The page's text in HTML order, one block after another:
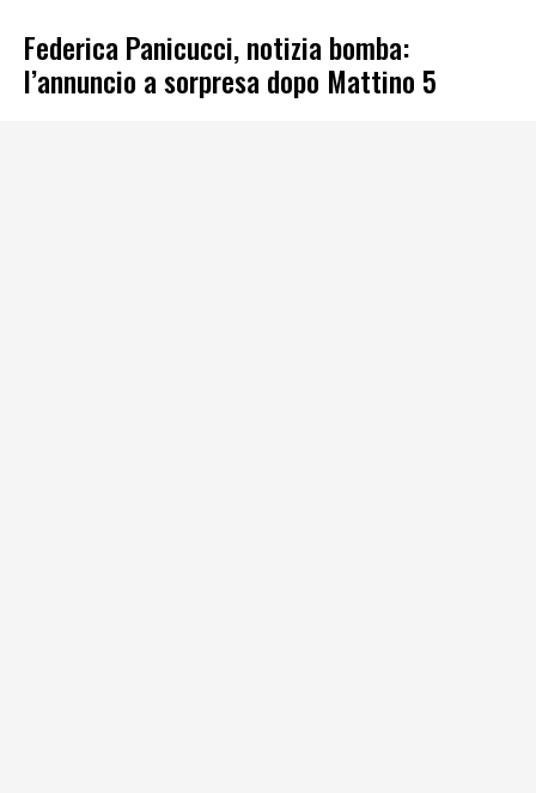
Federica Panicucci, notizia bomba:
l’annuncio a sorpresa dopo Mattino 5